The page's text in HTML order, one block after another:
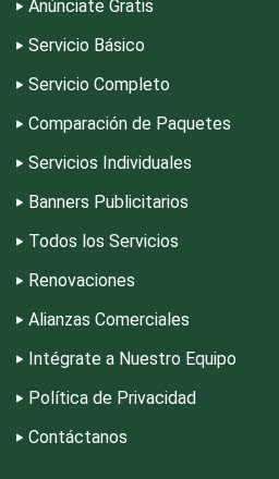
Dulcerías
Edecanes
Editores
Electricidad y Plomería
Anúnciate Gratis
Servicio Básico
Servicio Completo
Comparación de Paquetes
Servicios Individuales
Banners Publicitarios
Todos los Servicios
Renovaciones
Alianzas Comerciales
Intégrate a Nuestro Equipo
Política de Privacidad
Contáctanos